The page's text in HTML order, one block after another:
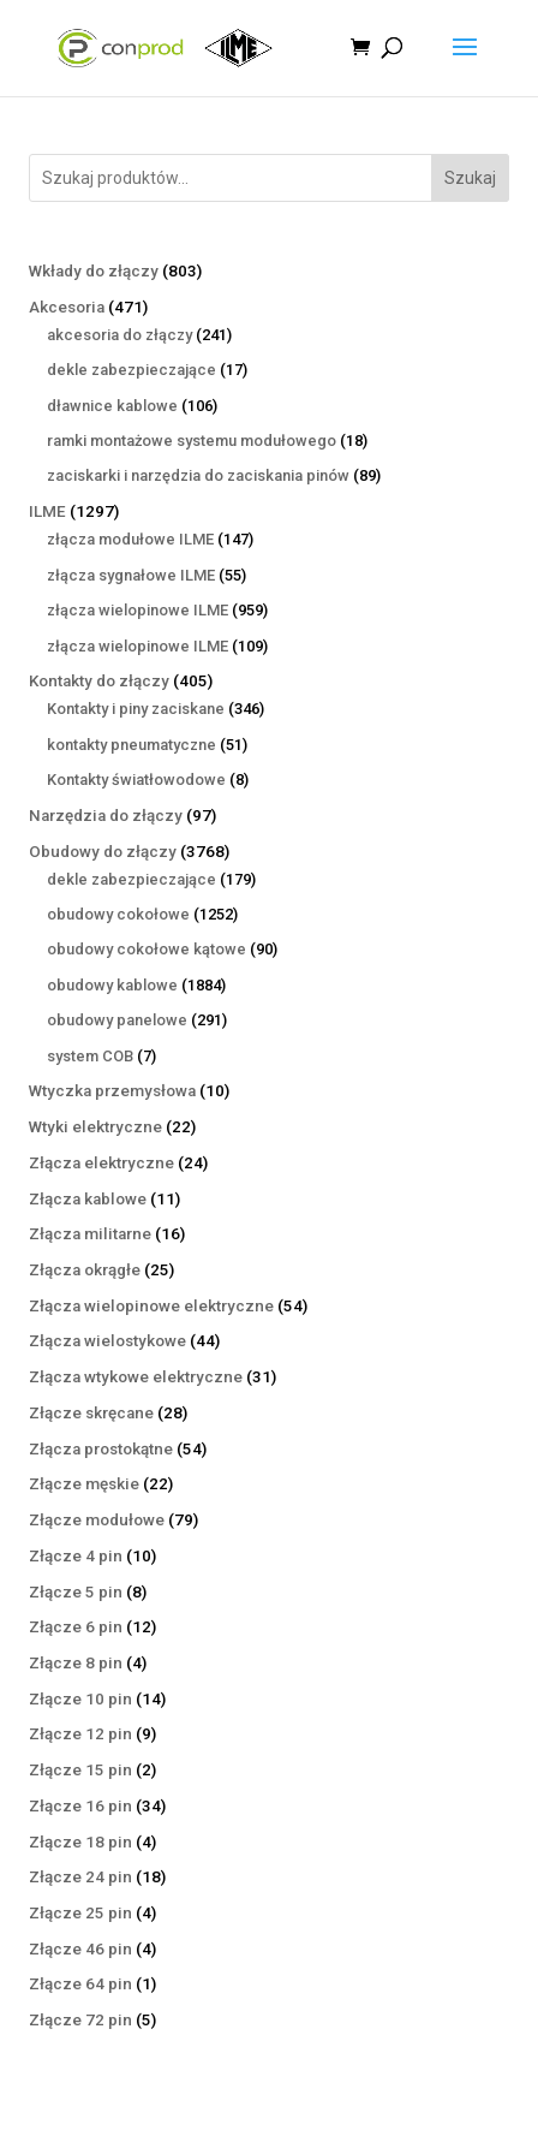
Szukaj
Wkłady do złączy 803803
Akcesoria 471471
produktów
akcesoria do złączy 241241
produktów
dekle zabezpieczające 1717
dławnice kablowe 106106
produktów
ramki montażowe systemu modułowego 1818
produktów
zaciskarki i narzędzia do zaciskania pinów 8989
ILME 12971297
produktów
złącza modułowe ILME 147147
złącza sygnałowe ILME 5555
produktów
złącza wielopinowe ILME 959959
produktów
złącza wielopinowe ILME 109109
Kontakty do złączy 405405
produktów
Kontakty i piny zaciskane 346346
kontakty pneumatyczne 5151
produktów
Kontakty światłowodowe 88
Narzędzia do złączy 9797
produktów
Obudowy do złączy 37683768
produktów
dekle zabezpieczające 179179
obudowy cokołowe 12521252
produkty
obudowy cokołowe kątowe 9090
obudowy kablowe 18841884
produkty
obudowy panelowe 291291
system COB 77
produktów
Wtyczka przemysłowa 1010
Wtyki elektryczne 2222
produkty
Złącza elektryczne 2424
Złącza kablowe 1111
produktów
Złącza militarne 1616
Złącza okrągłe 2525
produktów
Złącza wielopinowe elektryczne 5454
Złącza wielostykowe 4444
produkty
Złącza wtykowe elektryczne 3131
Złącze skręcane 2828
produktów
Złącza prostokątne 5454
Złącze męskie 2222
produkty
Złącze modułowe 7979
Złącze 4 pin 1010
Złącze 5 pin 88
produktów
Złącze 6 pin 1212
Złącze 8 pin 44
produkty
Złącze 10 pin 1414
Złącze 12 pin 99
produktów
Złącze 15 pin 22
produkty
Złącze 16 pin 3434
Złącze 18 pin 44
produkty
Złącze 24 pin 1818
Złącze 25 pin 44
produkty
Złącze 46 pin 44
produkty
Złącze 64 pin 11
produkt
Złącze 72 pin 55